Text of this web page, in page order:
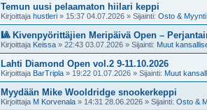
Temun uusi pelaamaton hiilari keppi
Kirjoittaja hustleri » 15:37 04.07.2026 » Sijainti: Osto & Myynti
🎱 Kivenpyörittäjien Meripäivä Open –
Kirjoittaja Keissa » 22:43 03.07.2026 » Sijainti: Muut
Lahti Diamond Open vol.2 9-11.10.2026
Kirjoittaja BarTripla » 19:22 01.07.2026 » Sijainti: Muut
Myydään Mike Wooldridge snookerkeppi
Kirjoittaja M Korvenala » 14:31 28.06.2026 » Sijainti: Osto &